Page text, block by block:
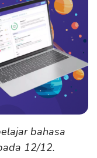
bahasa
12/12.